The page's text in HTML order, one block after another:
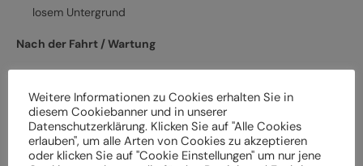
losem Untergrund
Nach der Fahrt / Wartung
Elektrofahrrad vor der weiteren Verwendung durch einen
Fachbetrieb überprüft werden
Lassen Sie das Elektrofahrrad entsprechend den
Herstellervorgaben regelmäßig von einem Fachbetrieb
Weitere Informationen zu Cookies erhalten Sie in
diesem Cookiebanner und in unserer
Datenschutzerklärung. Klicken Sie auf "Alle Cookies
erlauben", um alle Arten von Cookies zu akzeptieren
oder klicken Sie auf "Cookie Einstellungen" um nur jene